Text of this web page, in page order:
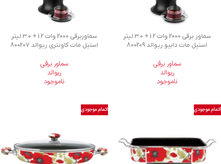
سماور برقی 2000 وات 1.2 + 3.0 لیتر
استیل مات دابیو ریوالد 800209
سماور برقی
ریوالد
ناموجود
سماوربرقی 2000 وات 1.2 + 3.0 لیتر
استیل مات کاونتری ریوالد 800207
سماور برقی
ریوالد
ناموجود
اتمام موجودی اتمام موجودی